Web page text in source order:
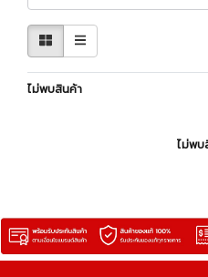
ไม่พบสินค้า
ไม่พบ